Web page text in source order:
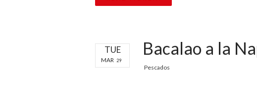
TUE
MAR 29
Bacalao a la
Pescados